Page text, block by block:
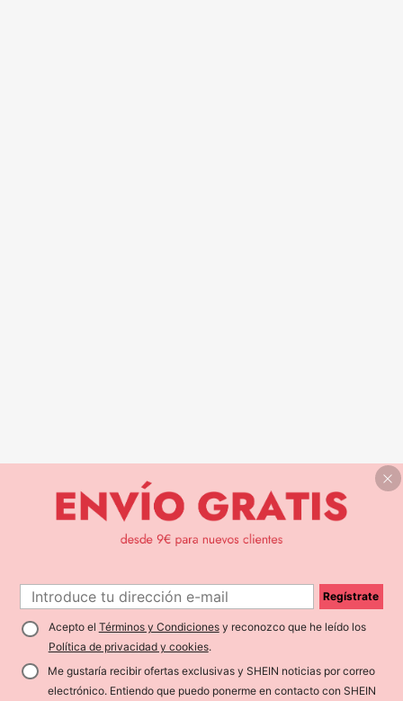
Regístrate
Acepto el Términos y Condicionesy reconozco que he leído los
Política de privacidad y cookies.
Me gustaría recibir ofertas exclusivas y SHEIN noticias por correo
electrónico. Entiendo que puedo ponerme en contacto con SHEIN